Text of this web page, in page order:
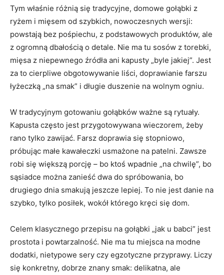
Tym właśnie różnią się tradycyjne, domowe gołąbki z
ryżem i mięsem od szybkich, nowoczesnych wersji:
powstają bez pośpiechu, z podstawowych produktów, ale
z ogromną dbałością o detale. Nie ma tu sosów z torebki,
mięsa z niepewnego źródła ani kapusty „byle jakiej”. Jest
za to cierpliwe obgotowywanie liści, doprawianie farszu
łyżeczką „na smak” i długie duszenie na wolnym ogniu.
W tradycyjnym gotowaniu gołąbków ważne są rytuały.
Kapusta często jest przygotowywana wieczorem, żeby
rano tylko zawijać. Farsz doprawia się stopniowo,
próbując małe kawałeczki usmażone na patelni. Zawsze
robi się większą porcję – bo ktoś wpadnie „na chwilę”, bo
sąsiadce można zanieść dwa do spróbowania, bo
drugiego dnia smakują jeszcze lepiej. To nie jest danie na
szybko, tylko posiłek, wokół którego kręci się dom.
Celem klasycznego przepisu na gołąbki „jak u babci” jest
prostota i powtarzalność. Nie ma tu miejsca na modne
dodatki, nietypowe sery czy egzotyczne przyprawy. Liczy
się konkretny, dobrze znany smak: delikatna, ale